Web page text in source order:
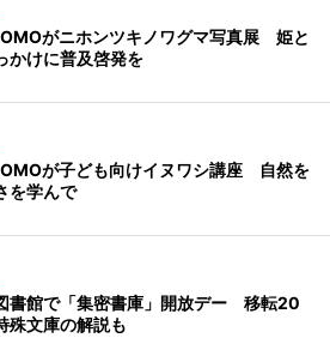
がニホンツキノワグマ写真展 姫と
かけに普及啓発を
が子ども向けイヌワシ講座 自然を
を学んで
書館で「集密書庫」開放デー 移転20
殊文庫の解説も